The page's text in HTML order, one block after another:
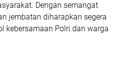
Dengan semangat
jembatan diharapkan segera
kebersamaan Polri dan warga